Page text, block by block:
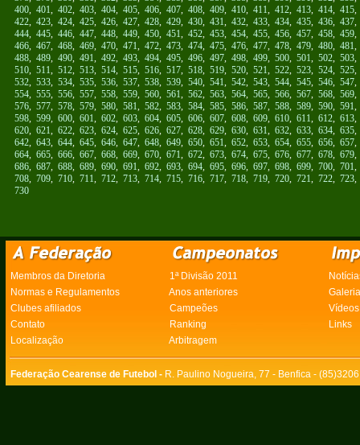
400, 401, 402, 403, 404, 405, 406, 407, 408, 409, 410, 411, 412, 413, 414, 415
422, 423, 424, 425, 426, 427, 428, 429, 430, 431, 432, 433, 434, 435, 436, 437
444, 445, 446, 447, 448, 449, 450, 451, 452, 453, 454, 455, 456, 457, 458, 459
466, 467, 468, 469, 470, 471, 472, 473, 474, 475, 476, 477, 478, 479, 480, 481
488, 489, 490, 491, 492, 493, 494, 495, 496, 497, 498, 499, 500, 501, 502, 503
510, 511, 512, 513, 514, 515, 516, 517, 518, 519, 520, 521, 522, 523, 524, 525
532, 533, 534, 535, 536, 537, 538, 539, 540, 541, 542, 543, 544, 545, 546, 547
554, 555, 556, 557, 558, 559, 560, 561, 562, 563, 564, 565, 566, 567, 568, 569
576, 577, 578, 579, 580, 581, 582, 583, 584, 585, 586, 587, 588, 589, 590, 591
598, 599, 600, 601, 602, 603, 604, 605, 606, 607, 608, 609, 610, 611, 612, 613
620, 621, 622, 623, 624, 625, 626, 627, 628, 629, 630, 631, 632, 633, 634, 635
642, 643, 644, 645, 646, 647, 648, 649, 650, 651, 652, 653, 654, 655, 656, 657
664, 665, 666, 667, 668, 669, 670, 671, 672, 673, 674, 675, 676, 677, 678, 679
686, 687, 688, 689, 690, 691, 692, 693, 694, 695, 696, 697, 698, 699, 700, 701
708, 709, 710, 711, 712, 713, 714, 715, 716, 717, 718, 719, 720, 721, 722, 723
730
Membros da Diretoria 1ª Divisão 2011
Normas e Regulamentos
Anos anteriores
Clubes afiliados
Campeões
Vídeos
Contato
Ranking
Links
Localização
Arbitragem
Federação Cearense de Futebol - R. Paulino Nogueira, 77 - Benfica -